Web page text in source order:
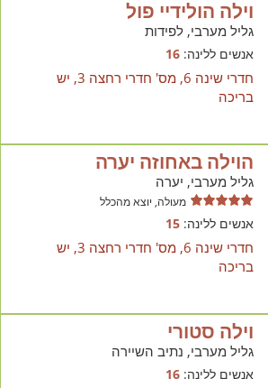
וילה הולידיי פול
גליל מערבי, לפידות
אנשים ללינה:16
חדרי שינה 6, מס' חדרי רחצה 3, יש
בריכה
הוילה באחוזה יערה
גליל מערבי, יערה
מעולה, יוצא מהכלל
אנשים ללינה:15
חדרי שינה 6, מס' חדרי רחצה 3, יש
בריכה
וילה סטורי
גליל מערבי, נתיב השיירה
אנשים ללינה:16